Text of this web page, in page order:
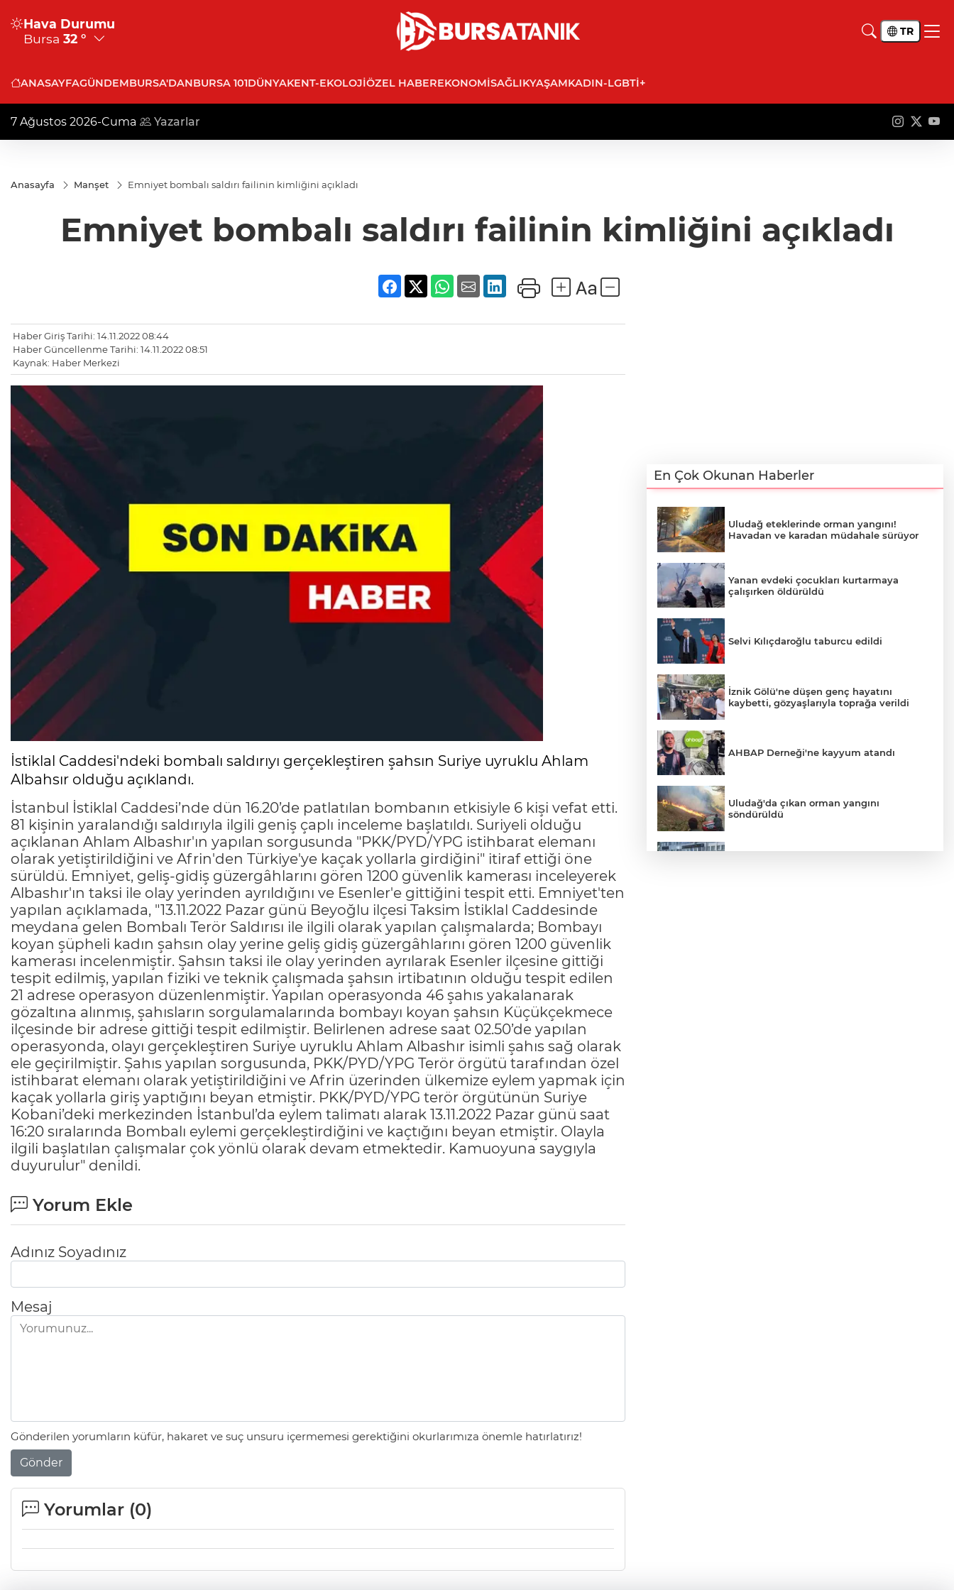
Hava Durumu
Bursa 32 ° TR
ANASAYFAGÜNDEMBURSA'DANBURSA 101DÜNYAKENT-EKOLOJIÖZEL HABEREKONOMISAĞLIKYAŞAMKADIN-LGBTİ+
7 Ağustos 2026-Cuma Yazarlar
Anasayfa Manşet Emniyet bombalı saldırı failinin kimliğini açıkladı
Emniyet bombalı saldırı failinin kimliğini açıkladı
Haber Giriş Tarihi: 14.11.2022 08:44
Haber Güncellenme Tarihi: 14.11.2022 08:51
Kaynak: Haber Merkezi
İstiklal Caddesi'ndeki bombalı saldırıyı gerçekleştiren şahsın Suriye uyruklu Ahlam
Albahsır olduğu açıklandı.
İstanbul İstiklal Caddesi’nde dün 16.20’de patlatılan bombanın etkisiyle 6 kişi vefat etti.
81 kişinin yaralandığı saldırıyla ilgili geniş çaplı inceleme başlatıldı. Suriyeli olduğu
açıklanan Ahlam Albashır'ın yapılan sorgusunda "PKK/PYD/YPG istihbarat elemanı
olarak yetiştirildiğini ve Afrin'den Türkiye'ye kaçak yollarla girdiğini" itiraf ettiği öne
sürüldü. Emniyet, geliş-gidiş güzergâhlarını gören 1200 güvenlik kamerası inceleyerek
Albashır'ın taksi ile olay yerinden ayrıldığını ve Esenler'e gittiğini tespit etti. Emniyet'ten
yapılan açıklamada, "13.11.2022 Pazar günü Beyoğlu ilçesi Taksim İstiklal Caddesinde
meydana gelen Bombalı Terör Saldırısı ile ilgili olarak yapılan çalışmalarda; Bombayı
koyan şüpheli kadın şahsın olay yerine geliş gidiş güzergâhlarını gören 1200 güvenlik
kamerası incelenmiştir. Şahsın taksi ile olay yerinden ayrılarak Esenler ilçesine gittiği
tespit edilmiş, yapılan fiziki ve teknik çalışmada şahsın irtibatının olduğu tespit edilen
21 adrese operasyon düzenlenmiştir. Yapılan operasyonda 46 şahıs yakalanarak
gözaltına alınmış, şahısların sorgulamalarında bombayı koyan şahsın Küçükçekmece
ilçesinde bir adrese gittiği tespit edilmiştir. Belirlenen adrese saat 02.50’de yapılan
operasyonda, olayı gerçekleştiren Suriye uyruklu Ahlam Albashır isimli şahıs sağ olarak
ele geçirilmiştir. Şahıs yapılan sorgusunda, PKK/PYD/YPG Terör örgütü tarafından özel
istihbarat elemanı olarak yetiştirildiğini ve Afrin üzerinden ülkemize eylem yapmak için
kaçak yollarla giriş yaptığını beyan etmiştir. PKK/PYD/YPG terör örgütünün Suriye
Kobani’deki merkezinden İstanbul’da eylem talimatı alarak 13.11.2022 Pazar günü saat
16:20 sıralarında Bombalı eylemi gerçekleştirdiğini ve kaçtığını beyan etmiştir. Olayla
ilgili başlatılan çalışmalar çok yönlü olarak devam etmektedir. Kamuoyuna saygıyla
duyurulur" denildi.
Yorum Ekle
Adınız Soyadınız
Mesaj
Gönderilen yorumların küfür, hakaret ve suç unsuru içermemesi gerektiğini okurlarımıza önemle hatırlatırız!
Gönder
Yorumlar (0)
En Çok Okunan Haberler
Uludağ eteklerinde orman yangını!
Havadan ve karadan müdahale sürüyor
Yanan evdeki çocukları kurtarmaya
çalışırken öldürüldü
Selvi Kılıçdaroğlu taburcu edildi
İznik Gölü'ne düşen genç hayatını
kaybetti, gözyaşlarıyla toprağa verildi
AHBAP Derneği'ne kayyum atandı
Uludağ'da çıkan orman yangını
söndürüldü